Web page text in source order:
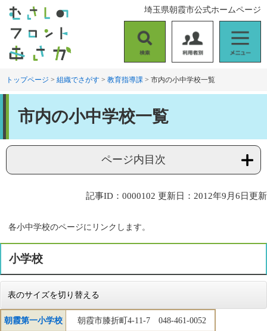
す
し
索
用
者
ニ
埼玉県朝霞市公式ホームページ
トップページ > 組織でさがす > 教育指導課 > 市内の小中学校一覧
市内の小中学校一覧
ページ内目次
記事ID：0000102 更新日：2012年9月6日更新
各小中学校のページにリンクします。
小学校
表のサイズを切り替える
朝霞第一小学校 朝霞市膝折町4-11-7 048-461-0052